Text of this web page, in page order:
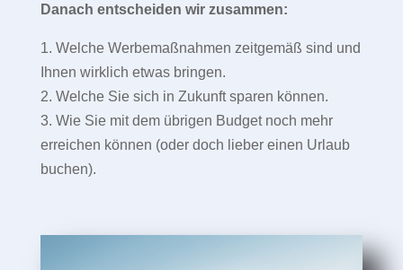
Danach entscheiden wir zusammen:
1. Welche Werbemaßnahmen zeitgemäß sind und
Ihnen wirklich etwas bringen.
2. Welche Sie sich in Zukunft sparen können.
3. Wie Sie mit dem übrigen Budget noch mehr
erreichen können (oder doch lieber einen Urlaub
buchen).